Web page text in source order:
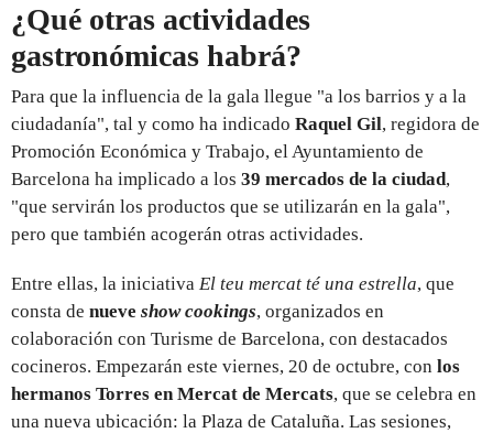
¿Qué otras actividades
gastronómicas habrá?
Para que la influencia de la gala llegue "a los barrios y a la
ciudadanía", tal y como ha indicado Raquel Gil, regidora de
Promoción Económica y Trabajo, el Ayuntamiento de
Barcelona ha implicado a los 39 mercados de la ciudad,
"que servirán los productos que se utilizarán en la gala",
pero que también acogerán otras actividades.
Entre ellas, la iniciativa El teu mercat té una estrella, que
consta de nueve show cookings, organizados en
colaboración con Turisme de Barcelona, con destacados
cocineros. Empezarán este viernes, 20 de octubre, con los
hermanos Torres en Mercat de Mercats, que se celebra en
una nueva ubicación: la Plaza de Cataluña. Las sesiones,